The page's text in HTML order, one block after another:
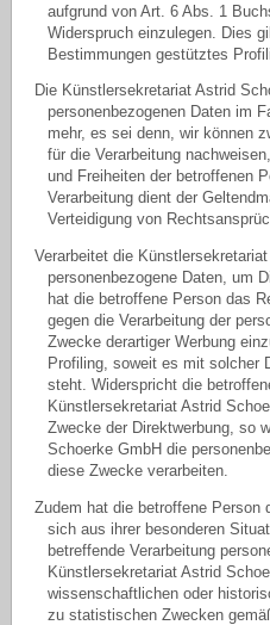
aufgrund von Art. 6 Abs. 1
Widerspruch einzulegen. Dies
Bestimmungen gestütztes
Die Künstlersekretariat Astrid
personenbezogenen Daten im
mehr, es sei denn, wir können
für die Verarbeitung
und Freiheiten der betroffenen
Verarbeitung dient der
Verteidigung von
Verarbeitet die
personenbezogene Daten, um
hat die betroffene Person das
gegen die Verarbeitung der
Zwecke derartiger Werbung
Profiling, soweit es mit solcher
steht. Widerspricht die
Künstlersekretariat Astrid
Zwecke der Direktwerbung, so
Schoerke GmbH die
diese Zwecke verarbeiten.
Zudem hat die betroffene Person
sich aus ihrer besonderen
betreffende Verarbeitung
Künstlersekretariat Astrid
wissenschaftlichen oder
zu statistischen Zwecken